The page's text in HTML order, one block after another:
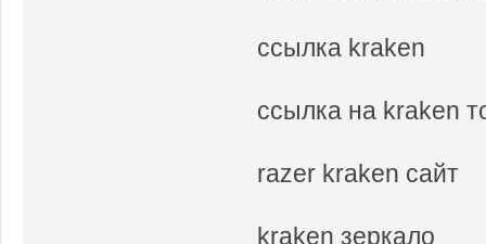
ссылка kraken
ссылка на kraken
razer kraken сайт
kraken зеркало